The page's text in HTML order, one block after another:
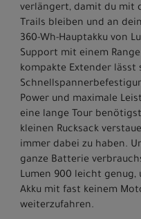
verlängert, damit du mit
Trails bleiben und an
360-Wh-Hauptakku von
Support mit einem
kompakte Extender
Power und maximale
eine lange Tour
kleinen Rucksack
immer dabei zu haben.
ganze Batterie
Lumen 900 leicht genug,
Akku mit fast keinem
weiterzufahren.